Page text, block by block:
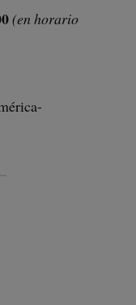
(en horario